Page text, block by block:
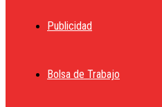
Publicidad
Bolsa de Trabajo